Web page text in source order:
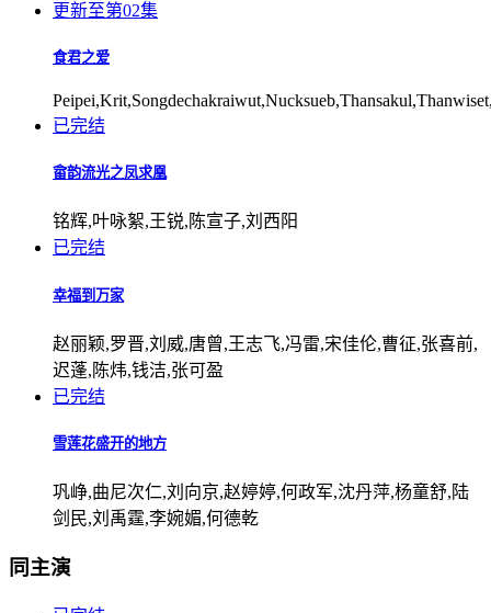
更新至第02集
食君之爱
已完结
畲韵流光之凤求凰
铭辉,叶咏絮,王锐,陈宣子,刘西阳
已完结
幸福到万家
赵丽颖,罗晋,刘威,唐曾,王志飞,冯雷,宋佳伦,曹征,张喜前,
迟蓬,陈炜,钱洁,张可盈
已完结
雪莲花盛开的地方
巩峥,曲尼次仁,刘向京,赵婷婷,何政军,沈丹萍,杨童舒,陆
剑民,刘禹霆,李婉媚,何德乾
同主演